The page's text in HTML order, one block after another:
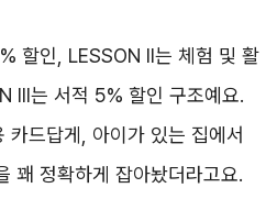
할인, LESSON II는 체험 및 활
III는 서적 5% 할인 구조예요.
카드답게, 아이가 있는 집에서
꽤 정확하게 잡아놨더라고요.